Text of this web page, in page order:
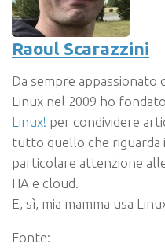
Raoul Scarazzini
Da sempre appassionato
Linux nel 2009 ho
Linux! per condividere
tutto quello che riguarda
particolare attenzione
HA e cloud.
E, sì, mia mamma usa
Fonte: